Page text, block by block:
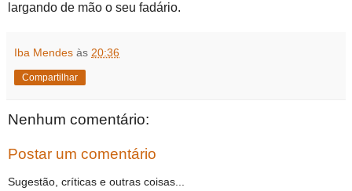
largando de mão o seu fadário.
Iba Mendes às 20:36
Compartilhar
Nenhum comentário:
Postar um comentário
Sugestão, críticas e outras coisas...